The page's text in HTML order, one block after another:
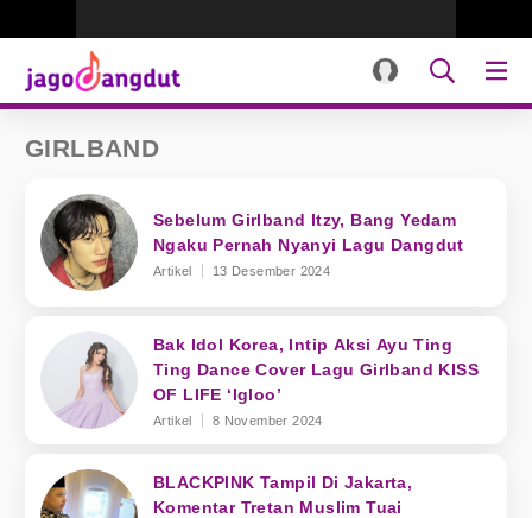
GIRLBAND
Sebelum Girlband Itzy, Bang Yedam
Ngaku Pernah Nyanyi Lagu Dangdut
Artikel 13 Desember 2024
Bak Idol Korea, Intip Aksi Ayu Ting
Ting Dance Cover Lagu Girlband KISS
OF LIFE ‘Igloo’
Artikel 8 November 2024
BLACKPINK Tampil Di Jakarta,
Komentar Tretan Muslim Tuai